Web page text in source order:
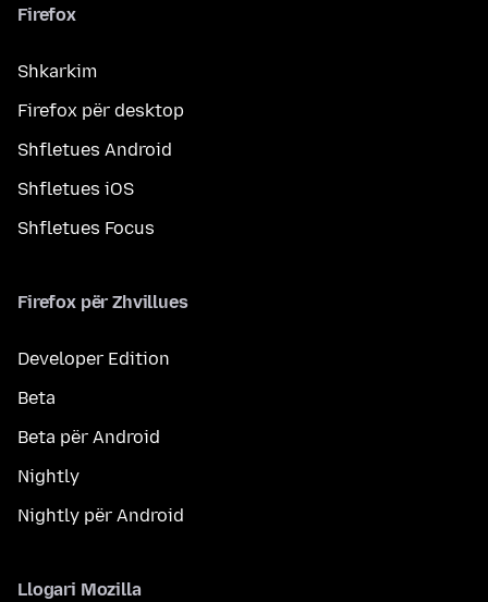
Firefox
Shkarkim
Firefox për desktop
Shfletues Android
Shfletues iOS
Shfletues Focus
Firefox për Zhvillues
Developer Edition
Beta
Beta për Android
Nightly
Nightly për Android
Llogari Mozilla